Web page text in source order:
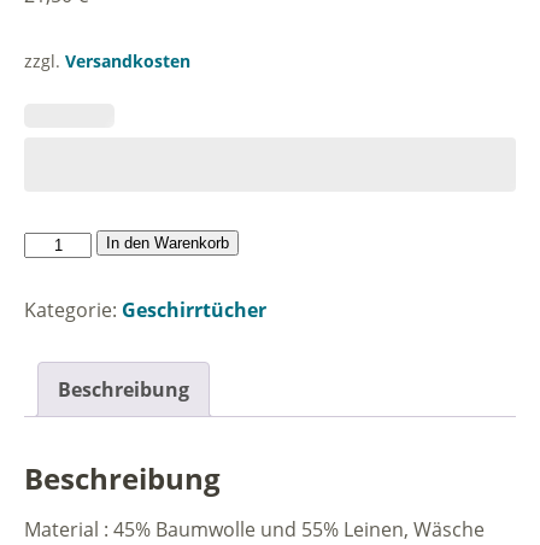
zzgl. Versandkosten
Kummt
so
as
kummen
mut.
In den Warenkorb
Kategorie: Geschirrtücher
Beschreibung
Beschreibung
Material : 45% Baumwolle und 55% Leinen, Wäsche